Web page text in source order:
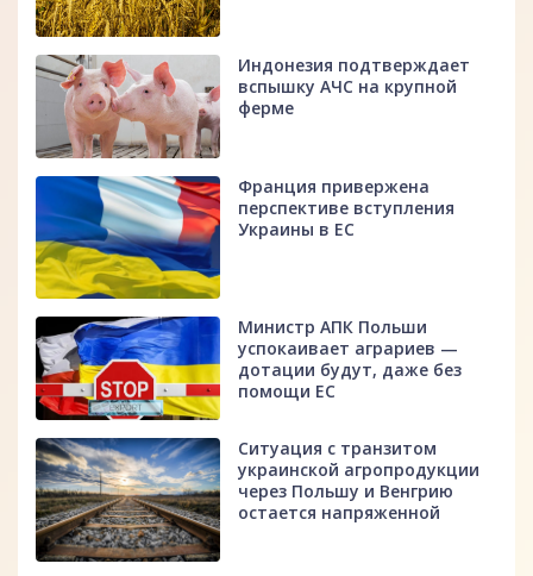
Индонезия подтверждает
вспышку АЧС на крупной
ферме
Франция привержена
перспективе вступления
Украины в ЕС
Министр АПК Польши
успокаивает аграриев —
дотации будут, даже без
помощи ЕС
Ситуация с транзитом
украинской агропродукции
через Польшу и Венгрию
остается напряженной